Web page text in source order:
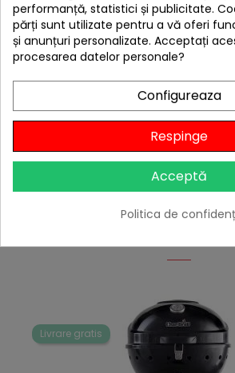
Tip suprafata
4 ALTE PRODUSE IN
Livrare gratis
performanță, statistici și publicitate.
părți sunt utilizate pentru a vă oferi
și anunțuri personalizate. Acceptați
procesarea datelor personale?
Configureaza
Respinge
Acceptă
Politica de